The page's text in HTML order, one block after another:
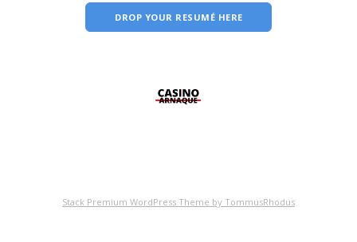
DROP YOUR RESUMÉ HERE
Stack Premium WordPress Theme by TommusRhodus